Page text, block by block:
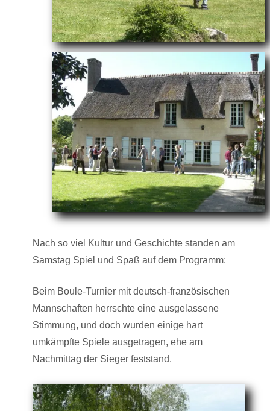
Nach so viel Kultur und Geschichte standen am
Samstag Spiel und Spaß auf dem Programm:
Beim Boule-Turnier mit deutsch-französischen
Mannschaften herrschte eine ausgelassene
Stimmung, und doch wurden einige hart
umkämpfte Spiele ausgetragen, ehe am
Nachmittag der Sieger feststand.